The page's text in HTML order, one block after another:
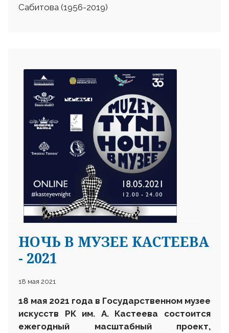
Сабитова (1956-2019)
НОЧЬ В МУЗЕЕ КАСТЕЕВА
- 2021
18 мая 2021
18 мая 2021 года в Государственном музее
искусств РК им. А. Кастеева состоится
ежегодный масштабный проект,